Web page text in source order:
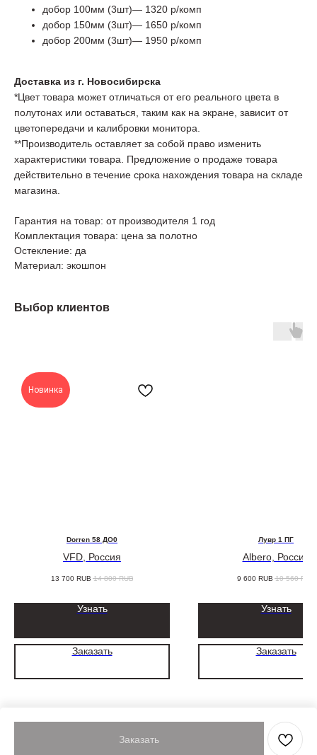
Заказать
добор 100мм (3шт)— 1320 р/комп
добор 150мм (3шт)— 1650 р/комп
добор 200мм (3шт)— 1950 р/комп
Доставка из г. Новосибирска
*Цвет товара может отличаться от его реального цвета в
полутонах или оставаться, таким как на экране, зависит от
цветопередачи и калибровки монитора.
**Производитель оставляет за собой право изменить
характеристики товара. Предложение о продаже товара
действительно в течение срока нахождения товара на складе
магазина.
Гарантия на товар: от производителя 1 год
Комплектация товара: цена за полотно
Остекление: да
Материал: экошпон
Выбор клиентов
Новинка
Dorren 58 ДО0
VFD, Россия
13 700 RUB 14 800 RUB
Узнать
Заказать
Лувр 1 ПГ
Albero, Россия
9 600 RUB 10 560 RUB
Узнать
Заказать
Made on